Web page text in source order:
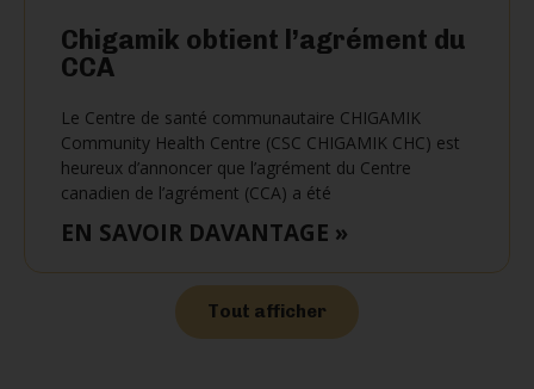
Chigamik obtient l’agrément du
CCA
Le Centre de santé communautaire CHIGAMIK
Community Health Centre (CSC CHIGAMIK CHC) est
heureux d’annoncer que l’agrément du Centre
canadien de l’agrément (CCA) a été
EN SAVOIR DAVANTAGE »
Tout afficher